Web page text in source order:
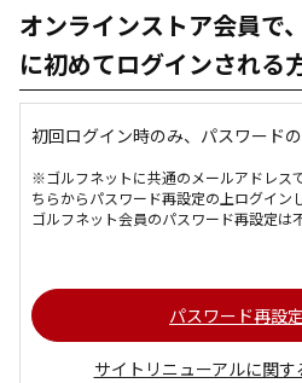
オンラインストア会員で
に初めてログインされる
初回ログイン時のみ、パスワード
※ゴルフネットに共通のメールアドレス
ちらからパスワード再設定の上ログイン
ゴルフネット会員のパスワード再設定は
パスワード再設
サイトリニューアルに関